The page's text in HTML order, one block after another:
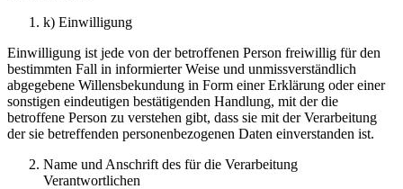
k) Einwilligung
Einwilligung ist jede von der betroffenen Person freiwillig für den
bestimmten Fall in informierter Weise und unmissverständlich
abgegebene Willensbekundung in Form einer Erklärung oder einer
sonstigen eindeutigen bestätigenden Handlung, mit der die
betroffene Person zu verstehen gibt, dass sie mit der Verarbeitung
der sie betreffenden personenbezogenen Daten einverstanden ist.
Name und Anschrift des für die Verarbeitung
Verantwortlichen